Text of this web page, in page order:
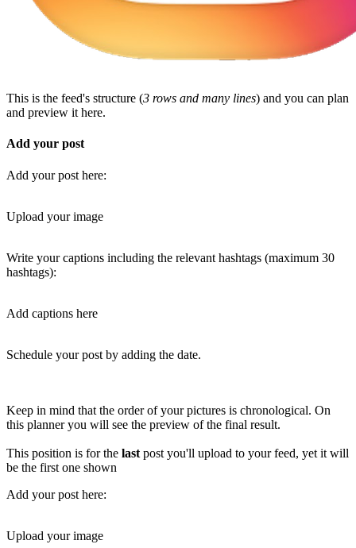
This is the feed's structure (3 rows and many lines) and you can plan
and preview it here.
Add your post
Add your post here:
Upload your image
Write your captions including the relevant hashtags (maximum 30
hashtags):
Add captions here
Schedule your post by adding the date.
Keep in mind that the order of your pictures is chronological. On
this planner you will see the preview of the final result.
This position is for the last post you'll upload to your feed, yet it will
be the first one shown
Add your post here:
Upload your image